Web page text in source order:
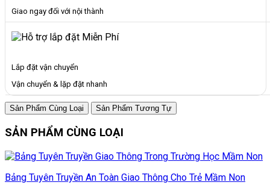
Giao ngay đối với nội thành
Lắp đặt vận chuyển
Vận chuyển & lặp đặt nhanh
Sản Phẩm Cùng Loại Sản Phẩm Tương Tự
SẢN PHẨM CÙNG LOẠI
Bảng Tuyên Truyền An Toàn Giao Thông Cho Trẻ Mầm Non